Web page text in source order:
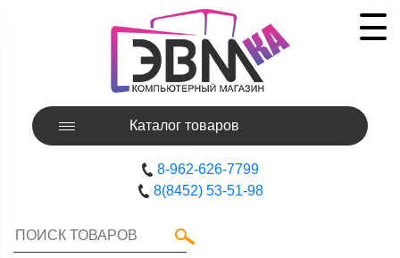
Каталог товаров
8-962-626-7799
8(8452) 53-51-98